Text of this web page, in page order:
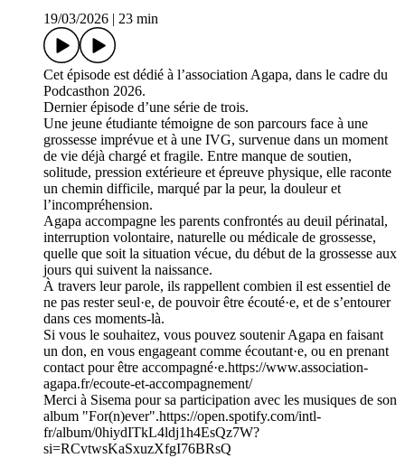
19/03/2026
23 min
Cet épisode est dédié à l’association Agapa, dans le cadre du
Podcasthon 2026.
Dernier épisode d’une série de trois.
Une jeune étudiante témoigne de son parcours face à une
grossesse imprévue et à une IVG, survenue dans un moment
de vie déjà chargé et fragile. Entre manque de soutien,
solitude, pression extérieure et épreuve physique, elle raconte
un chemin difficile, marqué par la peur, la douleur et
l’incompréhension.
Agapa accompagne les parents confrontés au deuil périnatal,
interruption volontaire, naturelle ou médicale de grossesse,
quelle que soit la situation vécue, du début de la grossesse aux
jours qui suivent la naissance.
À travers leur parole, ils rappellent combien il est essentiel de
ne pas rester seul·e, de pouvoir être écouté·e, et de s’entourer
dans ces moments-là.
Si vous le souhaitez, vous pouvez soutenir Agapa en faisant
un don, en vous engageant comme écoutant·e, ou en prenant
contact pour être accompagné·e.⁠⁠⁠https://www.association-
agapa.fr/ecoute-et-accompagnement/⁠⁠⁠
Merci à Sisema pour sa participation avec les musiques de son
album "For(n)ever".⁠⁠⁠https://open.spotify.com/intl-
fr/album/0hiydITkL4ldj1h4EsQz7W?
si=RCvtwsKaSxuzXfgI76BRsQ⁠⁠